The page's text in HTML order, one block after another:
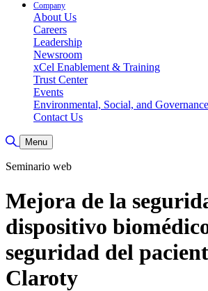
Company
About Us
Careers
Leadership
Newsroom
xCel Enablement & Training
Trust Center
Events
Environmental, Social, and
Contact Us
Toggle Search
Menu
Seminario web
Mejora de la
dispositivo
seguridad del
Claroty